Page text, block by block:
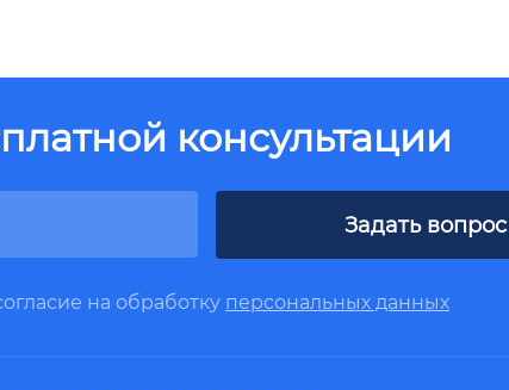
консультации
Задать вопрос
на обработку персональных данных